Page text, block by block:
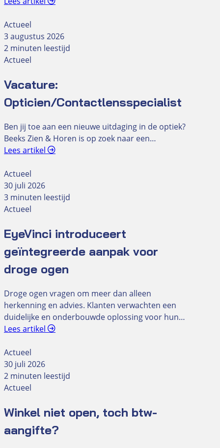
Actueel
3 augustus 2026
2 minuten leestijd
Actueel
Vacature:
Opticien/Contactlensspecialist
Ben jij toe aan een nieuwe uitdaging in de optiek?
Beeks Zien & Horen is op zoek naar een…
Lees artikel
Actueel
30 juli 2026
3 minuten leestijd
Actueel
EyeVinci introduceert
geïntegreerde aanpak voor
droge ogen
Droge ogen vragen om meer dan alleen
herkenning en advies. Klanten verwachten een
duidelijke en onderbouwde oplossing voor hun…
Lees artikel
Actueel
30 juli 2026
2 minuten leestijd
Actueel
Winkel niet open, toch btw-
aangifte?